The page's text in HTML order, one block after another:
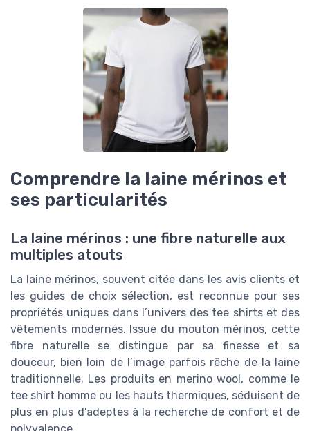
Comprendre la laine mérinos et
ses particularités
La laine mérinos : une fibre naturelle aux
multiples atouts
La laine mérinos, souvent citée dans les avis clients et
les guides de choix sélection, est reconnue pour ses
propriétés uniques dans l’univers des tee shirts et des
vêtements modernes. Issue du mouton mérinos, cette
fibre naturelle se distingue par sa finesse et sa
douceur, bien loin de l’image parfois rêche de la laine
traditionnelle. Les produits en merino wool, comme le
tee shirt homme ou les hauts thermiques, séduisent de
plus en plus d’adeptes à la recherche de confort et de